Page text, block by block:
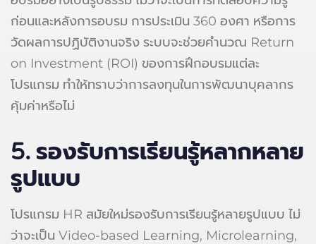
ก่อนและหลังการอบรม การประเมิน 360 องศา หรือการ
วัดผลการปฏิบัติงานจริง ระบบจะช่วยคำนวณ Return
on Investment (ROI) ของการฝึกอบรมแต่ละ
โปรแกรม ทำให้ทราบว่าการลงทุนในการพัฒนาบุคลากร
คุ้มค่าหรือไม่
5. รองรับการเรียนรู้หลากหลาย
รูปแบบ
โปรแกรม HR สมัยใหม่รองรับการเรียนรู้หลายรูปแบบ ไม่
ว่าจะเป็น Video-based Learning, Microlearning,